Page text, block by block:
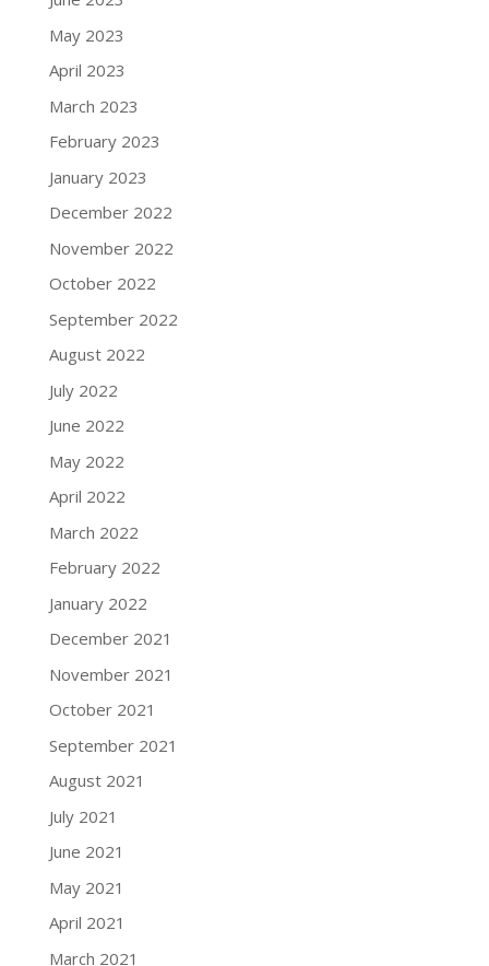
May 2023
April 2023
March 2023
February 2023
January 2023
December 2022
November 2022
October 2022
September 2022
August 2022
July 2022
June 2022
May 2022
April 2022
March 2022
February 2022
January 2022
December 2021
November 2021
October 2021
September 2021
August 2021
July 2021
June 2021
May 2021
April 2021
March 2021